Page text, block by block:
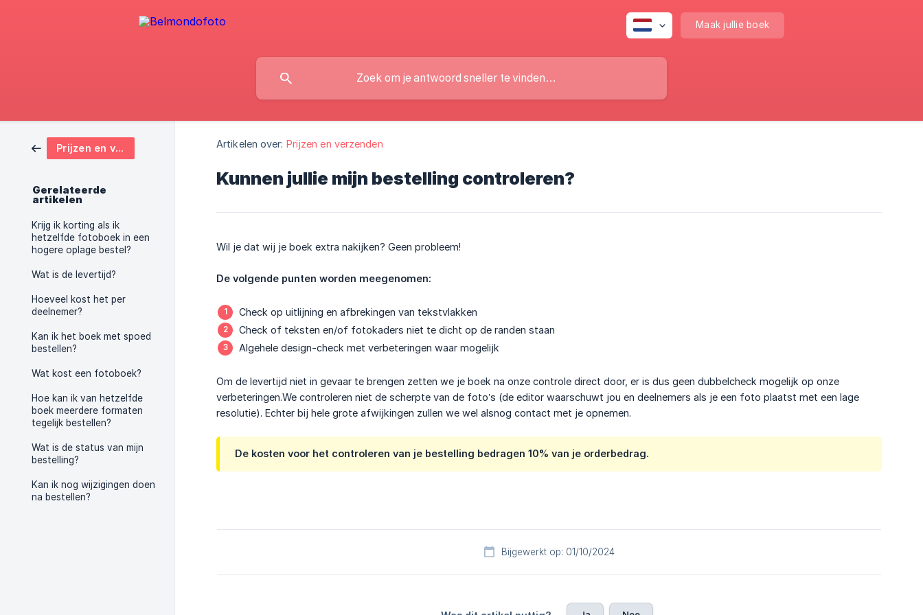
Maak jullie boek
Prijzen en verzenden
Gerelateerde
artikelen
Krijg ik korting als ik
hetzelfde fotoboek in een
hogere oplage bestel?
Wat is de levertijd?
Hoeveel kost het per
deelnemer?
Kan ik het boek met spoed
bestellen?
Wat kost een fotoboek?
Hoe kan ik van hetzelfde
boek meerdere formaten
tegelijk bestellen?
Wat is de status van mijn
bestelling?
Kan ik nog wijzigingen doen
na bestellen?
Artikelen over: Prijzen en verzenden
Kunnen jullie mijn bestelling controleren?
Wil je dat wij je boek extra nakijken? Geen probleem!
De volgende punten worden meegenomen:
Check op uitlijning en afbrekingen van tekstvlakken
Check of teksten en/of fotokaders niet te dicht op de randen staan
Algehele design-check met verbeteringen waar mogelijk
Om de levertijd niet in gevaar te brengen zetten we je boek na onze controle direct door, er is dus geen dubbelcheck mogelijk op onze
verbeteringen.We controleren niet de scherpte van de foto’s (de editor waarschuwt jou en deelnemers als je een foto plaatst met een lage
resolutie). Echter bij hele grote afwijkingen zullen we wel alsnog contact met je opnemen.
De kosten voor het controleren van je bestelling bedragen 10% van je orderbedrag.
Bijgewerkt op: 01/10/2024